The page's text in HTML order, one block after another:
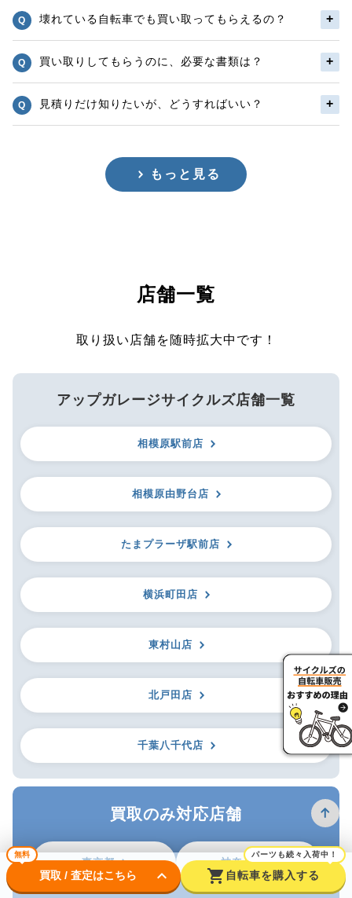
壊れている自転車でも買い取ってもらえるの？
買い取りしてもらうのに、必要な書類は？
見積りだけ知りたいが、どうすればいい？
もっと見る
店舗一覧
取り扱い店舗を随時拡大中です！
アップガレージサイクルズ店舗一覧
相模原駅前店
相模原由野台店
たまプラーザ駅前店
横浜町田店
東村山店
北戸田店
千葉八千代店
買取のみ対応店舗
東京都 神奈川県
無料
買取 / 査定はこちら keyboard_arrow_down shopping_cart
パーツも続々入荷中！
自転車を購入する